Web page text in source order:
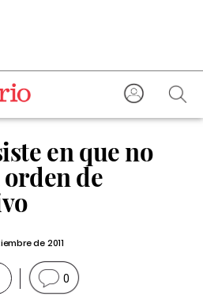
en que no
de
de 2011
0